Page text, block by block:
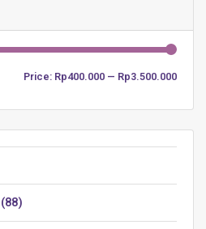
Price: Rp400.000 — Rp3.500.000
88